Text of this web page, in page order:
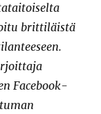
brittiläistä
Facebook-